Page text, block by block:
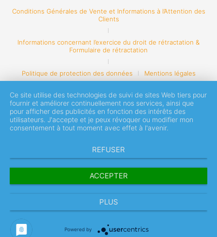
Conditions Générales de Vente et Informations à l’Attention des
Clients
Informations concernant l’exercice du droit de rétractation &
Formulaire de rétractation
Politique de protection des données Mentions légales
Ce site utilise des technologies de suivi de sites Web tiers pour
fournir et améliorer continuellement nos services, ainsi que
pour afficher des publicités en fonction des intérêts des
utilisateurs. J'accepte et je peux révoquer ou modifier mon
consentement à tout moment avec effet à l'avenir.
REFUSER
ACCEPTER
PLUS
Powered by